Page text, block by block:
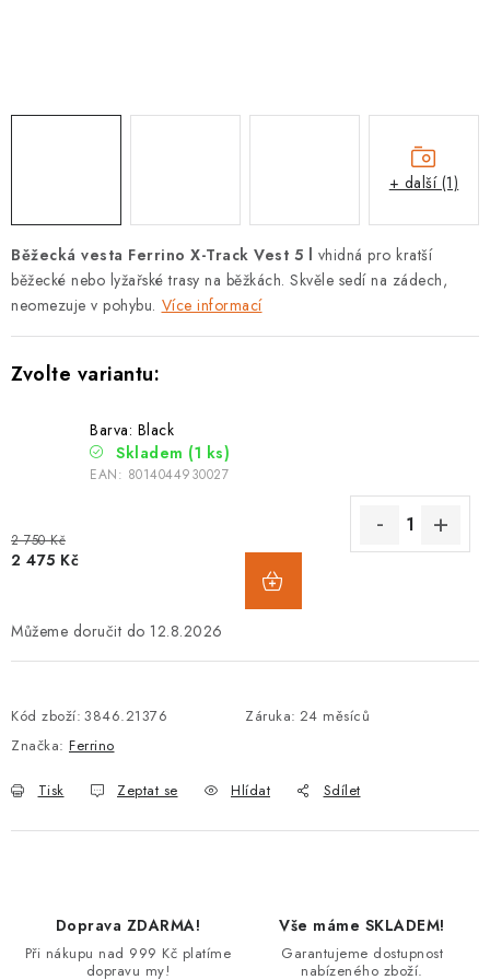
Doprava a platba Vše o nákupu Kontakty
Poradna
Běžecká vesta Ferrino X-Track Vest 5 l vhidná pro kratší
běžecké nebo lyžařské trasy na běžkách. Skvěle sedí na zádech,
neomezuje v pohybu. Více informací
Barva: Black
Skladem (1 ks)
EAN: 8014044930027
2 750 Kč
2 475 Kč
12.8.2026
Kód zboží: 3846.21376 Záruka: 24 měsíců
Značka: Ferrino
Tisk Zeptat se Hlídat Sdílet
+ další (1)
Doprava ZDARMA!
Při nákupu nad 999 Kč platíme
dopravu my!
Vše máme SKLADEM!
Garantujeme dostupnost
nabízeného zboží.